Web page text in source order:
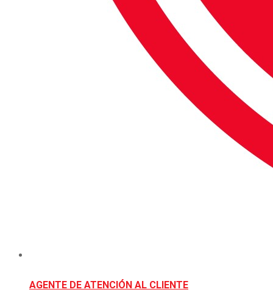
AGENTE DE ATENCIÓN AL CLIENTE